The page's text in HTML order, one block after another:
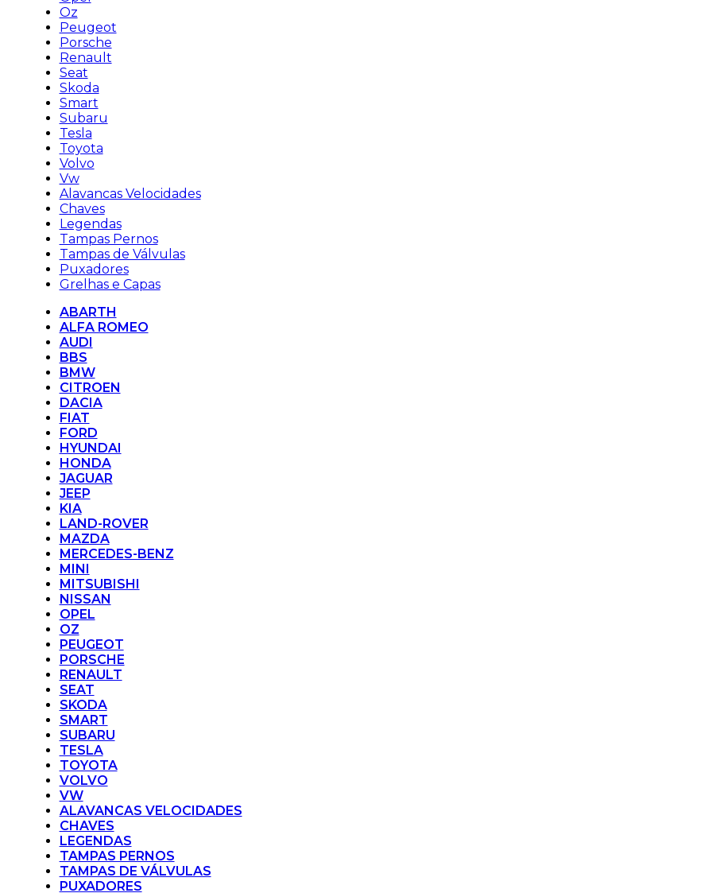
Oz
Peugeot
Porsche
Renault
Seat
Skoda
Smart
Subaru
Tesla
Toyota
Volvo
Vw
Alavancas Velocidades
Chaves
Legendas
Tampas Pernos
Tampas de Válvulas
Puxadores
Grelhas e Capas
ABARTH
ALFA ROMEO
AUDI
BBS
BMW
CITROEN
DACIA
FIAT
FORD
HYUNDAI
HONDA
JAGUAR
JEEP
KIA
LAND-ROVER
MAZDA
MERCEDES-BENZ
MINI
MITSUBISHI
NISSAN
OPEL
OZ
PEUGEOT
PORSCHE
RENAULT
SEAT
SKODA
SMART
SUBARU
TESLA
TOYOTA
VOLVO
VW
ALAVANCAS VELOCIDADES
CHAVES
LEGENDAS
TAMPAS PERNOS
TAMPAS DE VÁLVULAS
PUXADORES